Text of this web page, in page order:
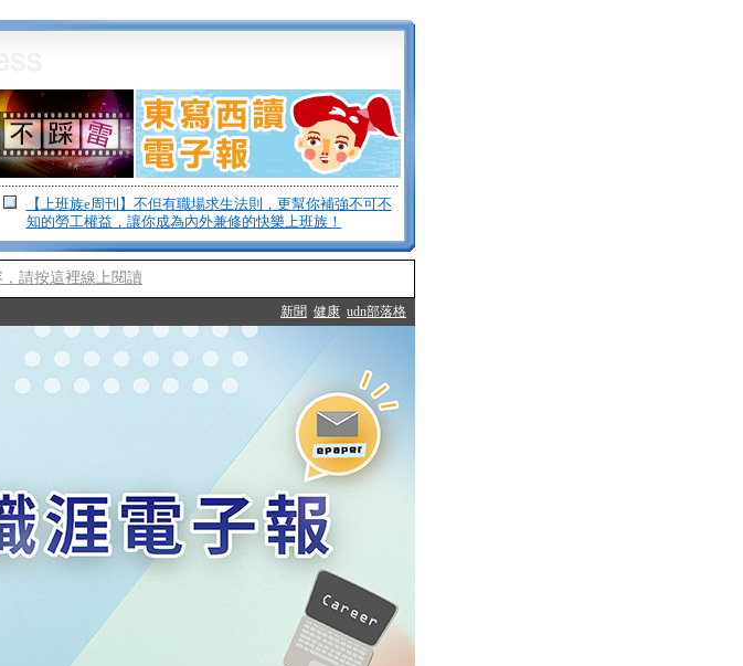
【上班族e周刊】不但有職場求生法則，更幫你補強不可不
知的勞工權益，讓你成為內外兼修的快樂上班族！
請按這裡線上閱讀
新聞 健康 udn部落格